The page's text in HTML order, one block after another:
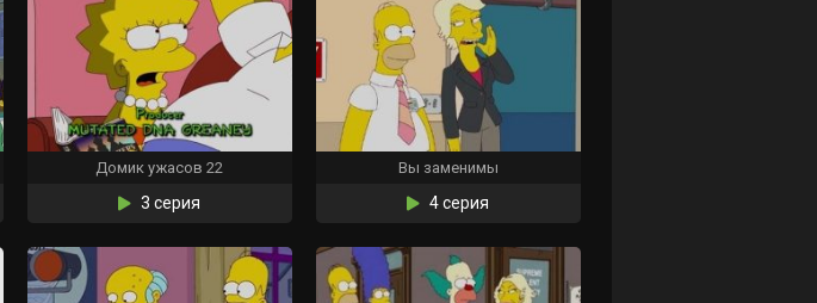
Домик ужасов 22
3 серия
Вы заменимы
4 серия